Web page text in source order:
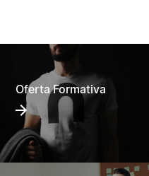
Oferta Formativa